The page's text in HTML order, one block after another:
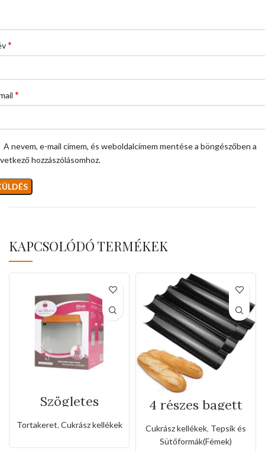
*
*
A nevem, e-mail címem, és weboldalcímem mentése a böngészőben a
hozzászólásomhoz.
KAPCSOLÓDÓ TERMÉKEK
Szögletes
rozsdamentes
állítható
sütőkeret-20cm
Tortakeret, Cukrász kellékek
4 részes bagett
tepsi
Cukrász kellékek, Tepsik és
Sütőformák(Fémek)